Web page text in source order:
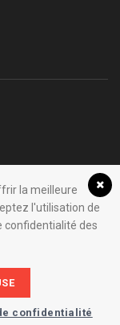
Brest
la meilleure
l'utilisation de
confidentialité des
confidentialité